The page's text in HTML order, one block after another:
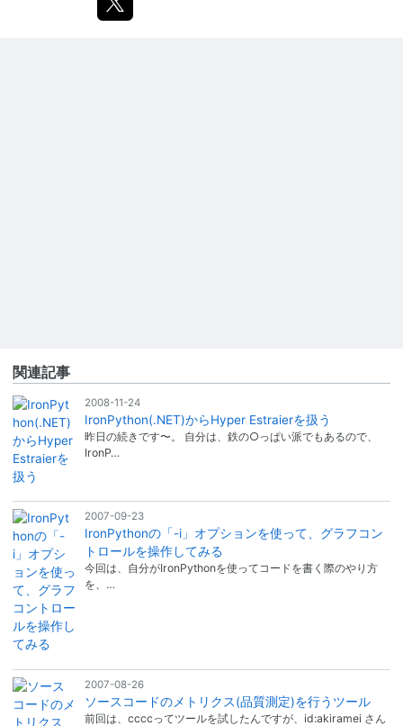
関連記事
2008-11-24
IronPython(.NET)からHyper Estraierを扱う
昨日の続きです〜。 自分は、鉄の○っぱい派でもあるので、
IronP…
2007-09-23
IronPythonの「-i」オプションを使って、グラフコン
トロールを操作してみる
今回は、自分がIronPythonを使ってコードを書く際のやり方
を、…
2007-08-26
ソースコードのメトリクス(品質測定)を行うツール
前回は、ccccってツールを試したんですが、id:akiramei さん